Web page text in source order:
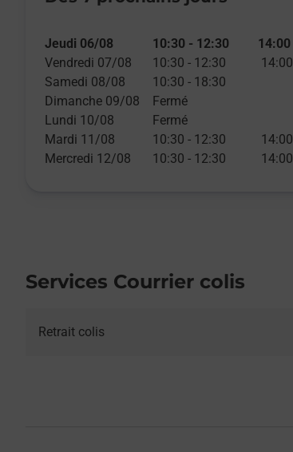
Jeudi 06/08 10:30 - 12:30 14:00
Vendredi 07/08
10:30 - 12:30 14:00
Samedi 08/08
10:30 - 18:30
Dimanche 09/08
Fermé
Lundi 10/08
Fermé
Mardi 11/08
10:30 - 12:30 14:00
Mercredi 12/08
10:30 - 12:30 14:00
Services Courrier colis
Retrait colis